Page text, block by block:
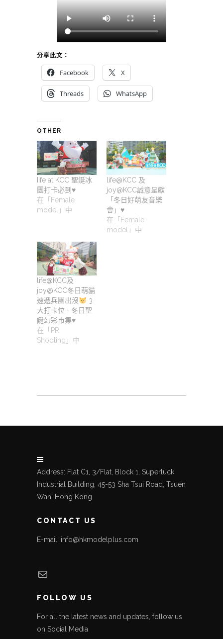
分享此文：
Facebook X
Threads WhatsApp
OTHER
Iife at KCC 聖誕冰
團打卡必到♥️
在「Female
model」中
life@KCC 及
joy@KCC誠意呈獻
「冬日好萌友音樂
會」♥️
在「Female
model」中
life@KCC及
joy@KCC冬日萌貓
速遞兵團出沒
3
大打卡位 + 冬日聖
誕幻彩市集♥️
在「PR
Shooting」中
Address: Flat C1, 3/Flat, Block 1, Superluck
Industrial Building, 45-53 Sha Tsui Road, Tsuen
Wan, Hong Kong
CONTACT US
E-mail: info@hkmodelplus.com
Mail
FOLLOW US
For all the latest news and updates, follow us
on Social Media